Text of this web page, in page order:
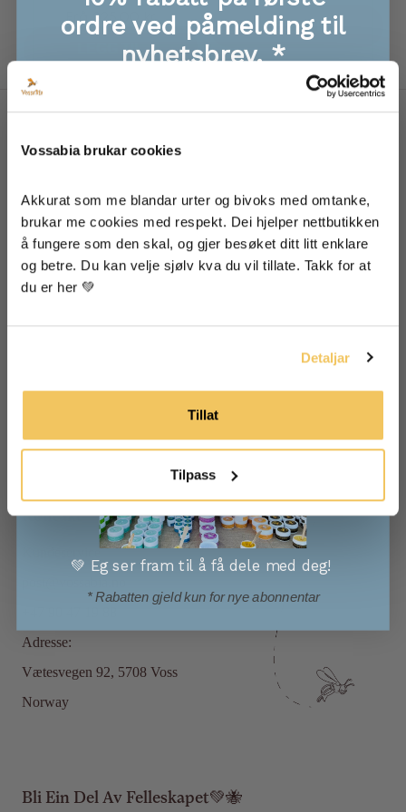
Vossabia brukar cookies
Akkurat som me blandar urter og bivoks med omtanke,
brukar me cookies med respekt. Dei hjelper nettbutikken
å fungere som den skal, og gjer besøket ditt litt enklare
og betre. Du kan velje sjølv kva du vil tillate. Takk for at
du er her 💚
Detaljar
Tillat
Tilpass
Tilbud
Frå 225,00 kr
LEGG TIL
LEGG TIL
Om Vossabia
Forhandlarar
Media Og Samarbeid
Blogg
Hjelp
Returpolicy
Personvernpolicy
Kontakt
Kundeservice
Adresse:
Vætesvegen 92, 5708 Voss
Norway
Bli Ein Del Av Felleskapet💚🐝
ordre ved påmelding til
nyhetsbrev. *
🐝 Eksklusive tilbod, info om nye produkt
🐝 Første til å få med seg give-aways!
🐝 Inspirasjon frå garden vår
Eg godtek at informasjonen min blir lagra for å få
nyheitsbrev frå Vossabia
💚 Eg ser fram til å få dele med deg!
* Rabatten gjeld kun for nye abonnentar